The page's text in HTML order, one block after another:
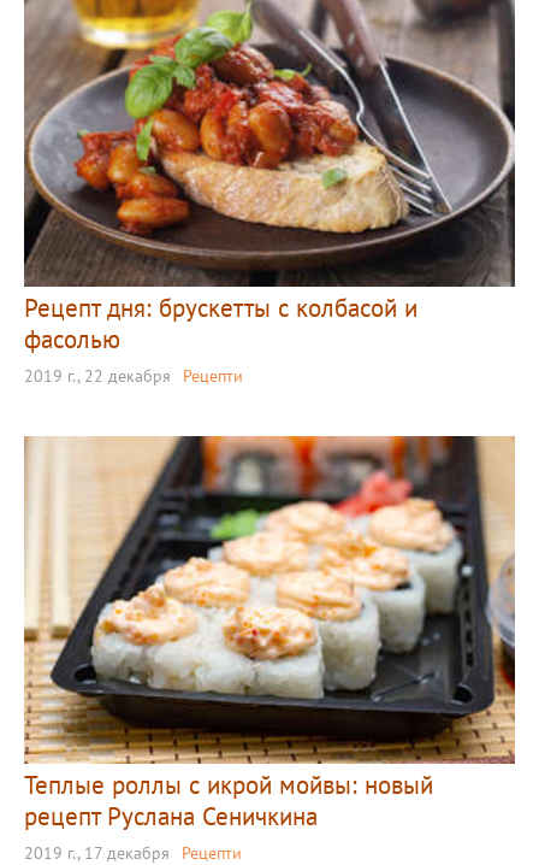
Рецепт дня: брускетты с колбасой и
фасолью
2019 г., 22 декабря Рецепти
Теплые роллы с икрой мойвы: новый
рецепт Руслана Сеничкина
2019 г., 17 декабря Рецепти